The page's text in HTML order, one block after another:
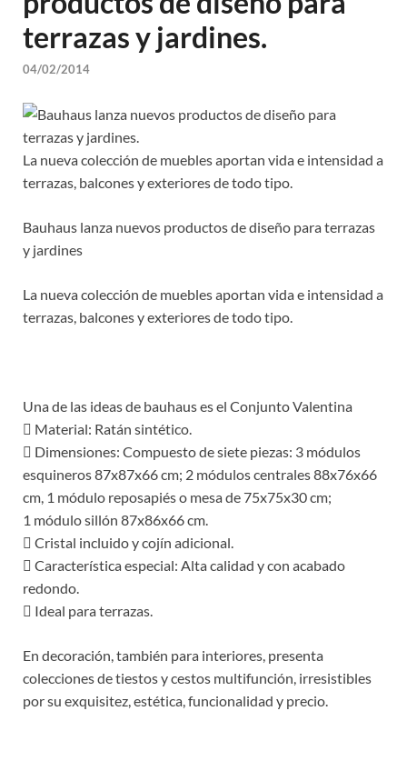
terrazas y jardines.
04/02/2014
La nueva colección de muebles aportan vida e intensidad a
terrazas, balcones y exteriores de todo tipo.
Bauhaus lanza nuevos productos de diseño para terrazas
y jardines
La nueva colección de muebles aportan vida e intensidad a
terrazas, balcones y exteriores de todo tipo.
Una de las ideas de bauhaus es el Conjunto Valentina
 Material: Ratán sintético.
 Dimensiones: Compuesto de siete piezas: 3 módulos
esquineros 87x87x66 cm; 2 módulos centrales 88x76x66
cm, 1 módulo reposapiés o mesa de 75x75x30 cm;
1 módulo sillón 87x86x66 cm.
 Cristal incluido y cojín adicional.
 Característica especial: Alta calidad y con acabado
redondo.
 Ideal para terrazas.
En decoración, también para interiores, presenta
colecciones de tiestos y cestos multifunción, irresistibles
por su exquisitez, estética, funcionalidad y precio.